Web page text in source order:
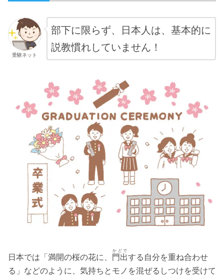
受験ネット
部下に限らず、日本人は、基本的に
説教慣れしてい ません ！
日本では「満開の桜の花に、 門出
かどで
する自分を重ね合わせ
る」などのように、気持ちとモノを混ぜるしつけを受けて